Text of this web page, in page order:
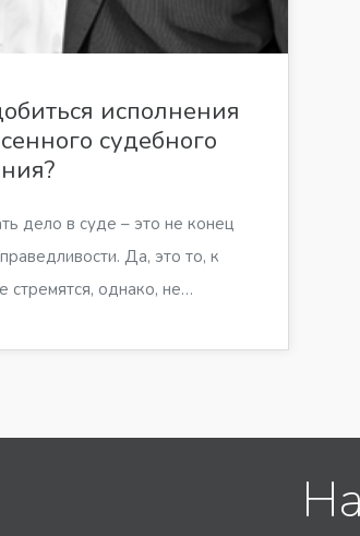
исполнения
судебного
дело в суде – это не конец
Да, это то, к
стремятся, однако, не…